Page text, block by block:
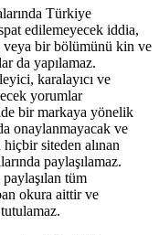
Türkiye
edilemeyecek iddia,
veya bir bölümünü kin ve
da yapılamaz.
karalayıcı ve
yorumlar
bir markaya yönelik
onaylanmayacak ve
siteden alınan
paylaşılamaz.
tüm
okura aittir ve